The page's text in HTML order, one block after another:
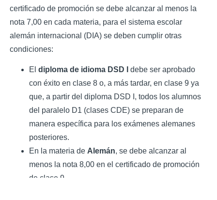
certificado de promoción se debe alcanzar al menos la
nota 7,00 en cada materia, para el sistema escolar
alemán internacional (DIA) se deben cumplir otras
condiciones:
El diploma de idioma DSD I
debe ser aprobado
con éxito en clase 8 o, a más tardar, en clase 9 ya
que, a partir del diploma DSD I, todos los alumnos
del paralelo D1 (clases CDE) se preparan de
manera específica para los exámenes alemanes
posteriores.
En la materia de Alemán, se debe alcanzar al
menos la nota 8,00 en el certificado de promoción
de clase 9.